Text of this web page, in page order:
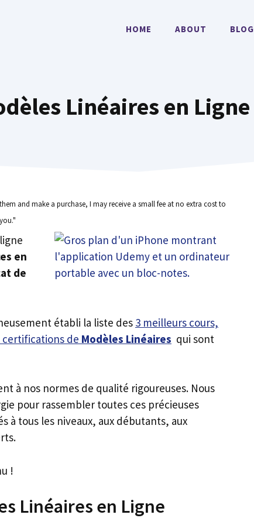
HOME ABOUT BLOG
Linéaires en Ligne
and make a purchase, I may receive a small fee at no extra cost to
you."
en
de
établi la liste des 3 meilleurs cours,
de Modèles Linéaires qui sont
à nos normes de qualité rigoureuses. Nous
pour rassembler toutes ces précieuses
à tous les niveaux, aux débutants, aux
!
Linéaires en Ligne